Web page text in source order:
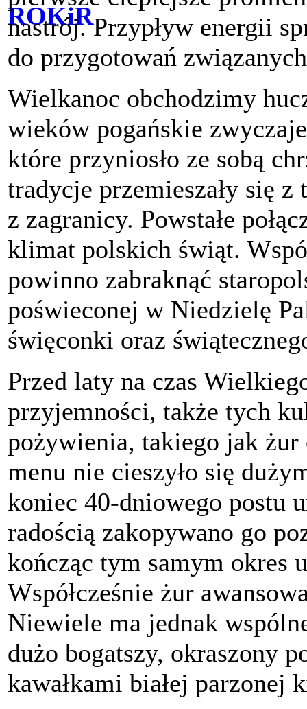
nastrój. Przypływ energii
do przygotowań
Wielkanoc obchodzimy
wieków pogańskie
które przyniosło ze sobą
tradycje przemieszały się
z zagranicy. Powstałe
klimat polskich świąt.
powinno zabraknąć
poświeconej w Niedzielę
święconki oraz
Przed laty na czas
przyjemności, także tych
pożywienia, takiego jak żur
menu nie cieszyło się
koniec 40-dniowego postu
radością zakopywano go
kończąc tym samym okres
Współcześnie żur
Niewiele ma jednak
dużo bogatszy, okraszony
kawałkami białej parzonej